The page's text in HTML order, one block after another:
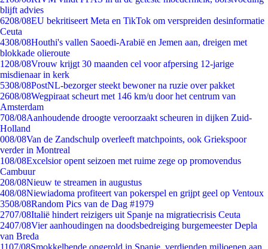
blijft advies
6208/08EU bekritiseert Meta en TikTok om verspreiden desinformatie
Ceuta
4308/08Houthi's vallen Saoedi-Arabië en Jemen aan, dreigen met
blokkade olieroute
1208/08Vrouw krijgt 30 maanden cel voor afpersing 12-jarige
misdienaar in kerk
5308/08PostNL-bezorger steekt bewoner na ruzie over pakket
2608/08Wegpiraat scheurt met 146 km/u door het centrum van
Amsterdam
708/08Aanhoudende droogte veroorzaakt scheuren in dijken Zuid-
Holland
008/08Van de Zandschulp overleeft matchpoints, ook Griekspoor
verder in Montreal
108/08Excelsior opent seizoen met ruime zege op promovendus
Cambuur
208/08Nieuw te streamen in augustus
408/08Niewiadoma profiteert van pokerspel en grijpt geel op Ventoux
3508/08Random Pics van de Dag #1979
2707/08Italië hindert reizigers uit Spanje na migratiecrisis Ceuta
2407/08Vier aanhoudingen na doodsbedreiging burgemeester Depla
van Breda
1107/08Smokkelbende opgerold in Spanje, verdienden miljoenen aan